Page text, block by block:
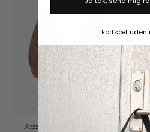
Charms
Opdag
Rozzano Mindy braided Latte
Fortsæt uden